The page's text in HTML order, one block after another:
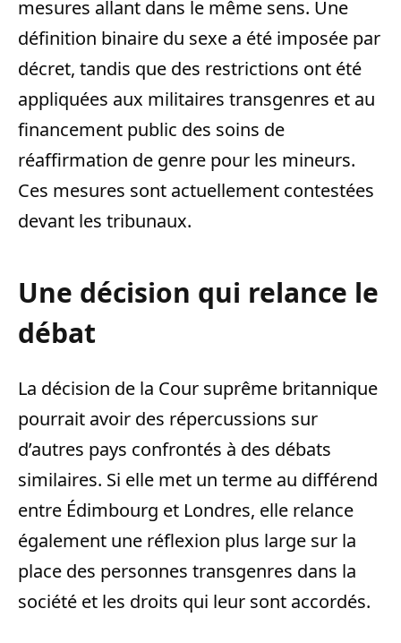
mesures allant dans le même sens. Une
définition binaire du sexe a été imposée par
décret, tandis que des restrictions ont été
appliquées aux militaires transgenres et au
financement public des soins de
réaffirmation de genre pour les mineurs.
Ces mesures sont actuellement contestées
devant les tribunaux.
Une décision qui relance le
débat
La décision de la Cour suprême britannique
pourrait avoir des répercussions sur
d’autres pays confrontés à des débats
similaires. Si elle met un terme au différend
entre Édimbourg et Londres, elle relance
également une réflexion plus large sur la
place des personnes transgenres dans la
société et les droits qui leur sont accordés.